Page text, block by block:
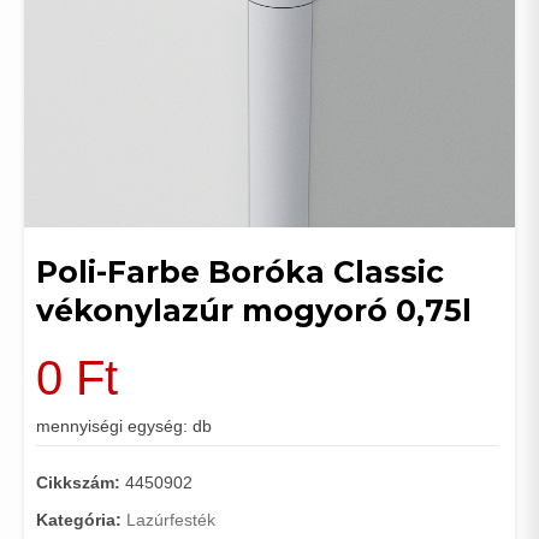
Poli-Farbe Boróka Classic
vékonylazúr mogyoró 0,75l
0 Ft
mennyiségi egység: db
Cikkszám: 4450902
Kategória: Lazúrfesték